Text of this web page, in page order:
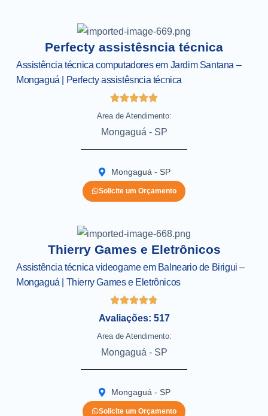
Perfecty assistêsncia técnica
Assistência técnica computadores em Jardim Santana –
Mongaguá | Perfecty assistêsncia técnica
Area de Atendimento:
Mongaguá - SP
Mongaguá - SP
Solicite um Orçamento
Thierry Games e Eletrônicos
Assistência técnica videogame em Balneario de Birigui –
Mongaguá | Thierry Games e Eletrônicos
Avaliações: 517
Area de Atendimento:
Mongaguá - SP
Mongaguá - SP
Solicite um Orçamento